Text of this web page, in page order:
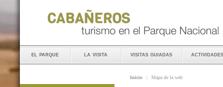
el parque la visita visitas guiadas actividades
Inicio :: Mapa de la web